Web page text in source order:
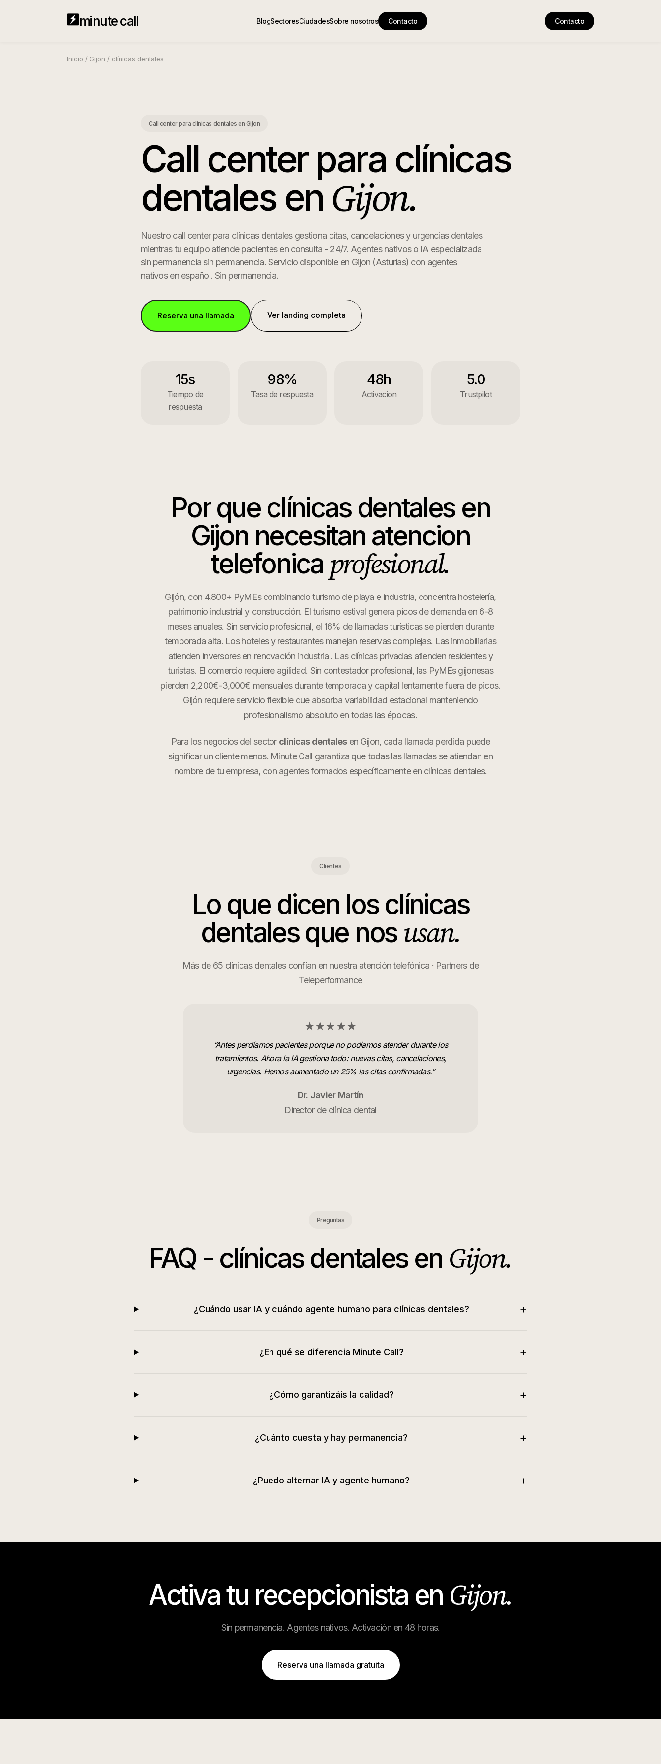
minute call BlogSectoresCiudadesSobre nosotros Contacto Contacto
Inicio / Gijon / clínicas dentales
Call center para clínicas dentales en Gijon
Call center para clínicas
dentalesen Gijon.
Nuestro call center para clínicas dentales gestiona citas, cancelaciones y urgencias dentales
mientras tu equipo atiende pacientes en consulta - 24/7. Agentes nativos o IA especializada
sin permanencia sin permanencia. Servicio disponible en Gijon (Asturias) con agentes
nativos en español. Sin permanencia.
Reserva una llamada Ver landing completa
15s
Tiempo de
respuesta
98%
Tasa de respuesta
48h
Activacion
5.0
Trustpilot
Por que clínicas dentalesen
Gijon necesitan atencion
telefonica profesional.
Gijón, con 4,800+ PyMEs combinando turismo de playa e industria, concentra hostelería,
patrimonio industrial y construcción. El turismo estival genera picos de demanda en 6-8
meses anuales. Sin servicio profesional, el 16% de llamadas turísticas se pierden durante
temporada alta. Los hoteles y restaurantes manejan reservas complejas. Las inmobiliarias
atienden inversores en renovación industrial. Las clínicas privadas atienden residentes y
turistas. El comercio requiere agilidad. Sin contestador profesional, las PyMEs gijonesas
pierden 2,200€-3,000€ mensuales durante temporada y capital lentamente fuera de picos.
Gijón requiere servicio flexible que absorba variabilidad estacional manteniendo
profesionalismo absoluto en todas las épocas.
Para los negocios del sector clínicas dentalesen Gijon, cada llamada perdida puede
significar un cliente menos. Minute Call garantiza que todas las llamadas se atiendan en
nombre de tu empresa, con agentes formados específicamente en clínicas dentales.
Clientes
Lo que dicen losclínicas
dentalesque nos usan.
Más de 65 clínicas dentales confían en nuestra atención telefónica · Partners de
Teleperformance
★★★★★
“Antes perdíamos pacientes porque no podíamos atender durante los
tratamientos. Ahora la IA gestiona todo: nuevas citas, cancelaciones,
urgencias. Hemos aumentado un 25% las citas confirmadas.”
Dr. Javier Martín
Director de clínica dental
Preguntas
FAQ - clínicas dentalesen Gijon.
¿Cuándo usar IA y cuándo agente humano para clínicas dentales? +
¿En qué se diferencia Minute Call? +
¿Cómo garantizáis la calidad? +
¿Cuánto cuesta y hay permanencia? +
¿Puedo alternar IA y agente humano? +
Activa tu recepcionista en Gijon.
Sin permanencia. Agentes nativos. Activación en 48 horas.
Reserva una llamada gratuita